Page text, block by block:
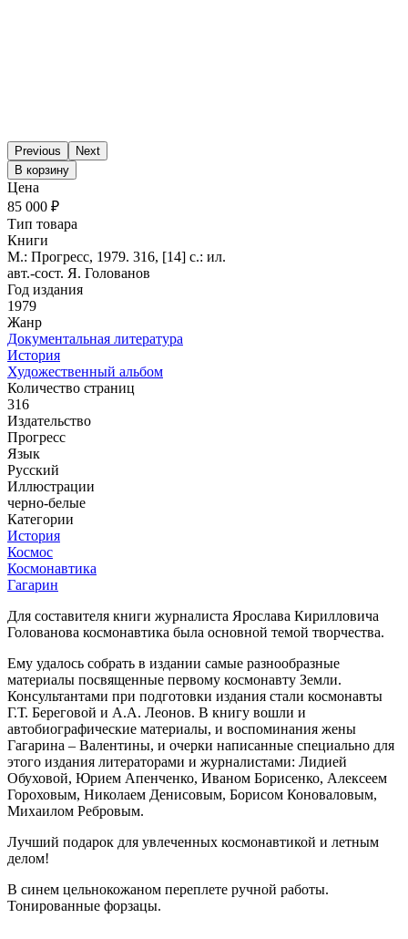
Previous
Next
В корзину
Цена
85 000 ₽
Тип товара
Книги
М.: Прогресс, 1979. 316, [14] с.: ил.
авт.-сост. Я. Голованов
Год издания
1979
Жанр
Документальная литература
История
Художественный альбом
Количество страниц
316
Издательство
Прогресс
Язык
Русский
Иллюстрации
черно-белые
Категории
История
Космос
Космонавтика
Гагарин
Для составителя книги журналиста Ярослава Кирилловича
Голованова космонавтика была основной темой творчества.
Ему удалось собрать в издании самые разнообразные
материалы посвященные первому космонавту Земли.
Консультантами при подготовки издания стали космонавты
Г.Т. Береговой и А.А. Леонов. В книгу вошли и
автобиографические материалы, и воспоминания жены
Гагарина – Валентины, и очерки написанные специально для
этого издания литераторами и журналистами: Лидией
Обуховой, Юрием Апенченко, Иваном Борисенко, Алексеем
Гороховым, Николаем Денисовым, Борисом Коноваловым,
Михаилом Ребровым.
Лучший подарок для увлеченных космонавтикой и летным
делом!
В синем цельнокожаном переплете ручной работы.
Тонированные форзацы.